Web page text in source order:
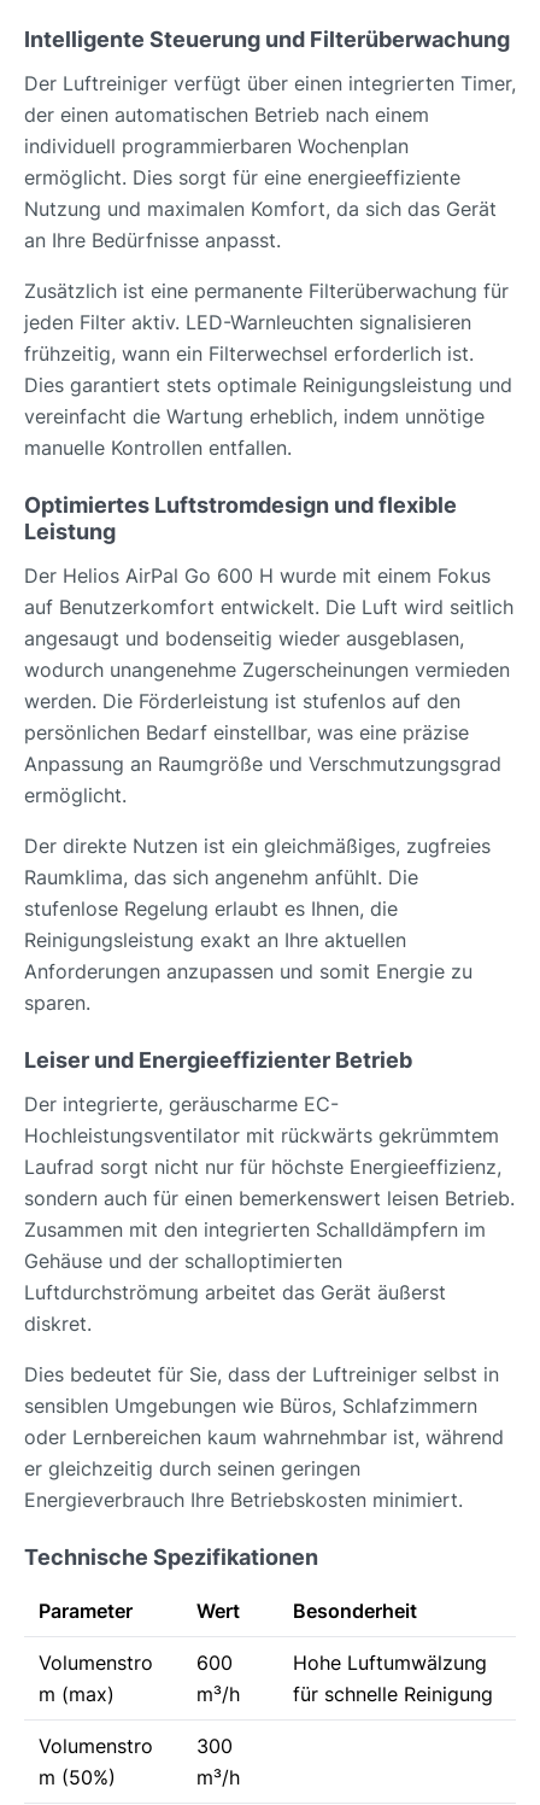
Intelligente Steuerung und Filterüberwachung
Der Luftreiniger verfügt über einen integrierten Timer,
der einen automatischen Betrieb nach einem
individuell programmierbaren Wochenplan
ermöglicht. Dies sorgt für eine energieeffiziente
Nutzung und maximalen Komfort, da sich das Gerät
an Ihre Bedürfnisse anpasst.
Zusätzlich ist eine permanente Filterüberwachung für
jeden Filter aktiv. LED-Warnleuchten signalisieren
frühzeitig, wann ein Filterwechsel erforderlich ist.
Dies garantiert stets optimale Reinigungsleistung und
vereinfacht die Wartung erheblich, indem unnötige
manuelle Kontrollen entfallen.
Optimiertes Luftstromdesign und flexible
Leistung
Der Helios AirPal Go 600 H wurde mit einem Fokus
auf Benutzerkomfort entwickelt. Die Luft wird seitlich
angesaugt und bodenseitig wieder ausgeblasen,
wodurch unangenehme Zugerscheinungen vermieden
werden. Die Förderleistung ist stufenlos auf den
persönlichen Bedarf einstellbar, was eine präzise
Anpassung an Raumgröße und Verschmutzungsgrad
ermöglicht.
Der direkte Nutzen ist ein gleichmäßiges, zugfreies
Raumklima, das sich angenehm anfühlt. Die
stufenlose Regelung erlaubt es Ihnen, die
Reinigungsleistung exakt an Ihre aktuellen
Anforderungen anzupassen und somit Energie zu
sparen.
Leiser und Energieeffizienter Betrieb
Der integrierte, geräuscharme EC-
Hochleistungsventilator mit rückwärts gekrümmtem
Laufrad sorgt nicht nur für höchste Energieeffizienz,
sondern auch für einen bemerkenswert leisen Betrieb.
Zusammen mit den integrierten Schalldämpfern im
Gehäuse und der schalloptimierten
Luftdurchströmung arbeitet das Gerät äußerst
diskret.
Dies bedeutet für Sie, dass der Luftreiniger selbst in
sensiblen Umgebungen wie Büros, Schlafzimmern
oder Lernbereichen kaum wahrnehmbar ist, während
er gleichzeitig durch seinen geringen
Energieverbrauch Ihre Betriebskosten minimiert.
Technische Spezifikationen
Parameter Wert Besonderheit
Volumenstro
m (max)
600
m³/h
Hohe Luftumwälzung
für schnelle Reinigung
Volumenstro
m (50%)
300
m³/h